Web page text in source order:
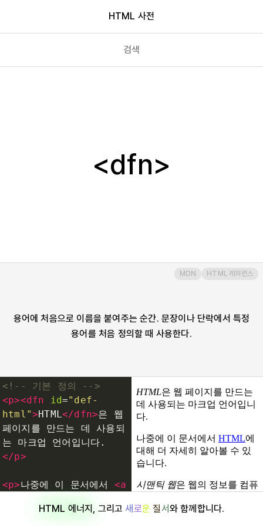
HTML 사전
del
details
dfn
div
dt
em
embed
fieldset
figcaption
용어에 처음으로 이름을 붙여주는 순간. 문장이나 단락에서 특정
용어를 처음 정의할 때 사용한다.
MDN HTML 레퍼런스
<!-- 기본 정의 -->
<p><dfn id="def-
html">HTML</dfn>은 웹
페이지를 만드는 데 사용되
는 마크업 언어입니다.
</p>
<p>나중에 이 문서에서 <a
HTML</a>에 대해
HTML 에너지 , 그리고 새로운 질서와 함께합니다.